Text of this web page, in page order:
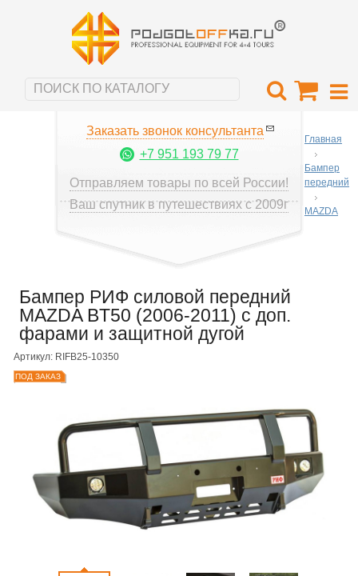
Заказать звонок консультанта
+7 951 193 79 77
Отправляем товары по всей России!
Ваш спутник в путешествиях с 2009г
Главная
Бампер
передний
MAZDA
Бампер РИФ силовой передний
MAZDA BT50 (2006-2011) с доп.
фарами и защитной дугой
Артикул: RIFB25-10350
ПОД ЗАКАЗ